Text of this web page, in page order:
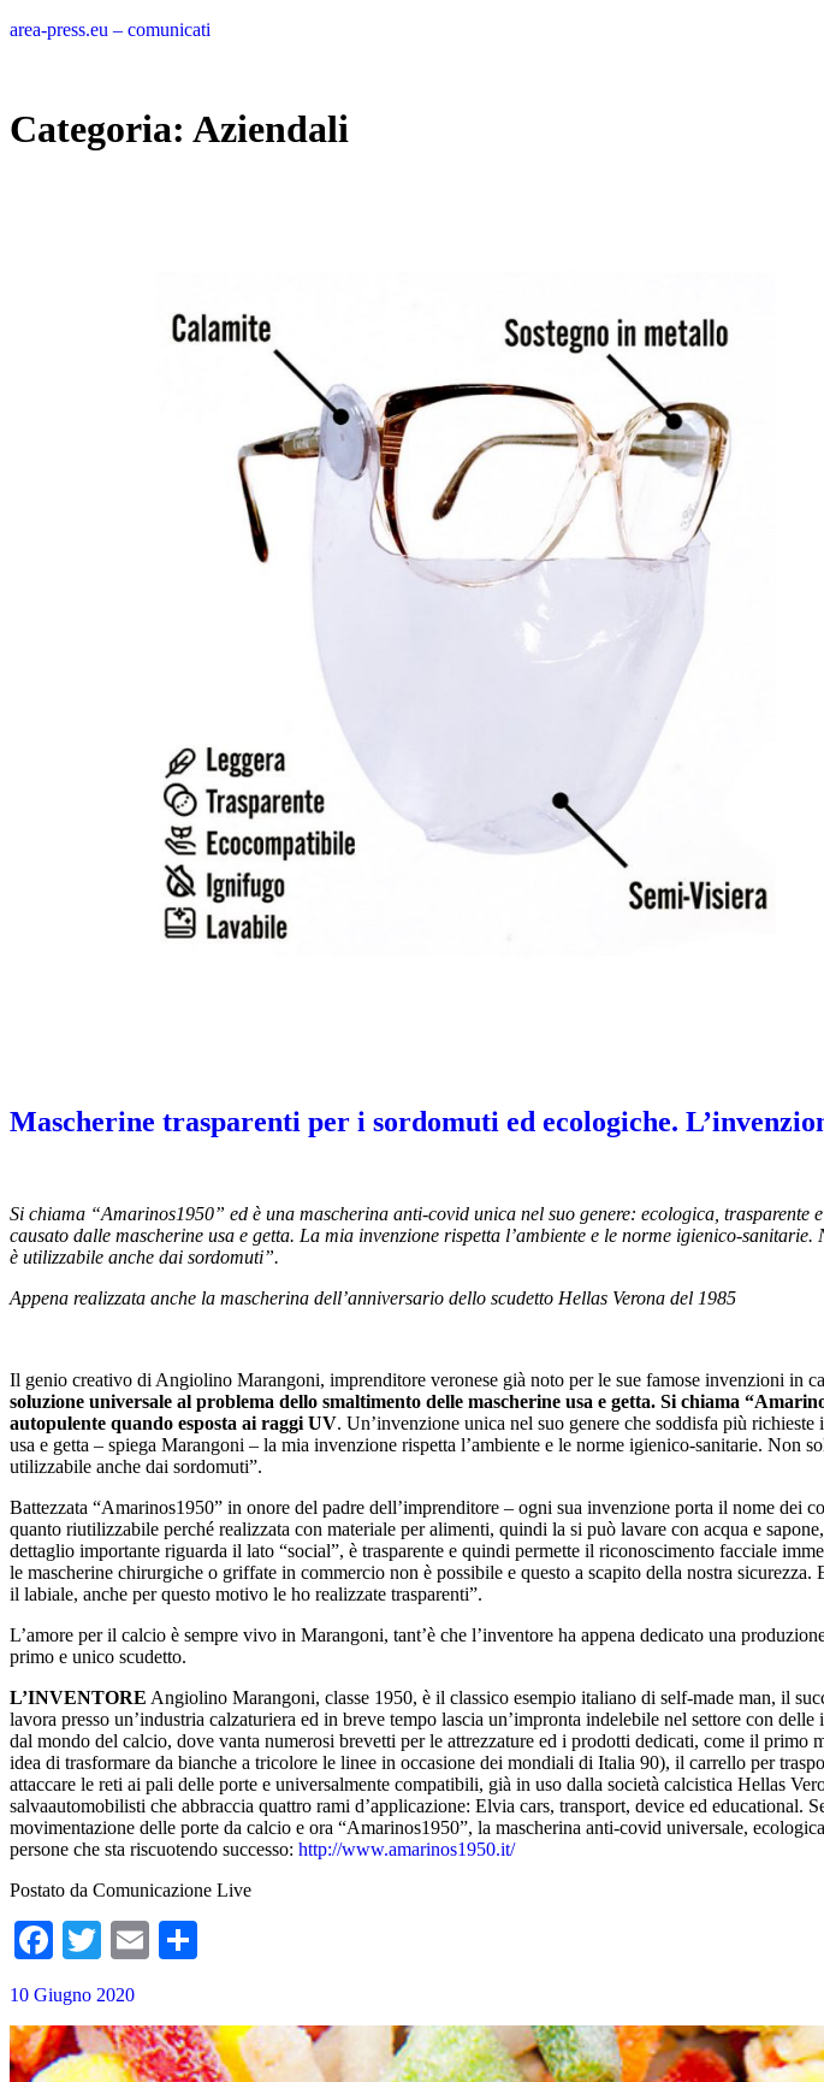
Vai
area-press.eu – comunicati
Categoria: Aziendali
Mascherine trasparenti per i sordomuti ed ecologiche.
Si chiama “Amarinos1950” ed è una mascherina anti-covid unica nel suo genere: ecologica,
causato dalle mascherine usa e getta. La mia invenzione rispetta l’ambiente e le norme igienico-
è utilizzabile anche dai sordomuti”.
Appena realizzata anche la mascherina dell’anniversario dello scudetto Hellas Verona del 1985
Il genio creativo di Angiolino Marangoni, imprenditore veronese già noto per le sue famose invenzioni in
soluzione universale al problema dello smaltimento delle mascherine usa e getta. Si chiama
autopulente quando esposta ai raggi UV. Un’invenzione unica nel suo genere che soddisfa più
usa e getta – spiega Marangoni – la mia invenzione rispetta l’ambiente e le norme igienico-sanitarie. Non
utilizzabile anche dai sordomuti”.
Battezzata “Amarinos1950” in onore del padre dell’imprenditore – ogni sua invenzione porta il nome dei
quanto riutilizzabile perché realizzata con materiale per alimenti, quindi la si può lavare con acqua e
dettaglio importante riguarda il lato “social”, è trasparente e quindi permette il riconoscimento facciale
le mascherine chirurgiche o griffate in commercio non è possibile e questo a scapito della nostra
il labiale, anche per questo motivo le ho realizzate trasparenti”.
L’amore per il calcio è sempre vivo in Marangoni, tant’è che l’inventore ha appena dedicato una
primo e unico scudetto.
L’INVENTORE Angiolino Marangoni, classe 1950, è il classico esempio italiano di self-made man, il
lavora presso un’industria calzaturiera ed in breve tempo lascia un’impronta indelebile nel settore con
dal mondo del calcio, dove vanta numerosi brevetti per le attrezzature ed i prodotti dedicati, come il
idea di trasformare da bianche a tricolore le linee in occasione dei mondiali di Italia 90), il carrello per
attaccare le reti ai pali delle porte e universalmente compatibili, già in uso dalla società calcistica Hellas
salvaautomobilisti che abbraccia quattro rami d’applicazione: Elvia cars, transport, device ed
movimentazione delle porte da calcio e ora “Amarinos1950”, la mascherina anti-covid universale,
persone che sta riscuotendo successo: http://www.amarinos1950.it/
Postato da Comunicazione Live
Facebook
TwitterEmail
10 Giugno 2020